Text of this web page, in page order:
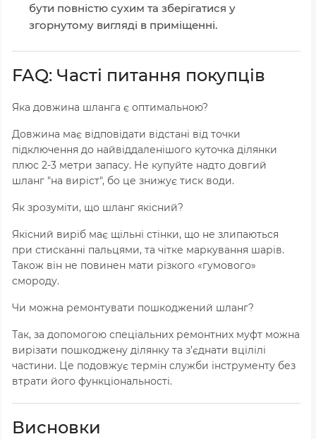
бути повністю сухим та зберігатися у
згорнутому вигляді в приміщенні.
FAQ: Часті питання покупців
Яка довжина шланга є оптимальною?
Довжина має відповідати відстані від точки
підключення до найвіддаленішого куточка ділянки
плюс 2-3 метри запасу. Не купуйте надто довгий
шланг "на виріст", бо це знижує тиск води.
Як зрозуміти, що шланг якісний?
Якісний виріб має щільні стінки, що не злипаються
при стисканні пальцями, та чітке маркування шарів.
Також він не повинен мати різкого «гумового»
смороду.
Чи можна ремонтувати пошкоджений шланг?
Так, за допомогою спеціальних ремонтних муфт можна
вирізати пошкоджену ділянку та з’єднати вцілілі
частини. Це подовжує термін служби інструменту без
втрати його функціональності.
Висновки